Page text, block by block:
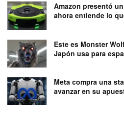
Amazon presentó
ahora entiende lo
Este es Monster
Japón usa para
Meta compra una
avanzar en su